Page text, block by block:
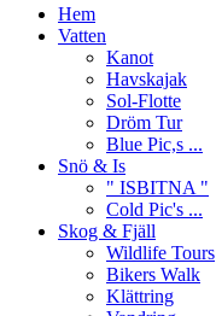
Hem
Vatten
Kanot
Havskajak
Sol-Flotte
Dröm Tur
Blue Pic,s ...
Snö & Is
" ISBITNA "
Cold Pic's ...
Skog & Fjäll
Wildlife Tours
Bikers Walk
Klättring